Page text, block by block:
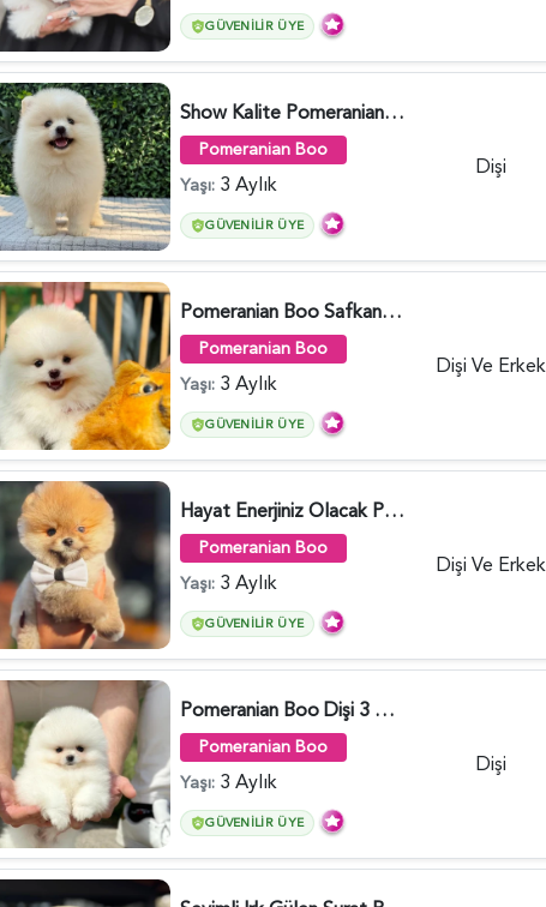
GÜVENILIR ÜYE
Show Kalite Pomeranian Boo Yavrusu | Teddy Face | Sağlık Garantili - 6175
Pomeranian Boo
Yaşı: 3 Aylık
GÜVENILIR ÜYE
Dişi
Pomeranian Boo Safkan Yavrularımız - 6031
Pomeranian Boo
Yaşı: 3 Aylık
GÜVENILIR ÜYE
Dişi Ve Erkek
Hayat Enerjiniz Olacak Pomeranian Boo Bebekler - 6033
Pomeranian Boo
Yaşı: 3 Aylık
GÜVENILIR ÜYE
Dişi Ve Erkek
Pomeranian Boo Dişi 3 Aylık Safkan Güzelliğimiz - 6026
Pomeranian Boo
Yaşı: 3 Aylık
GÜVENILIR ÜYE
Dişi